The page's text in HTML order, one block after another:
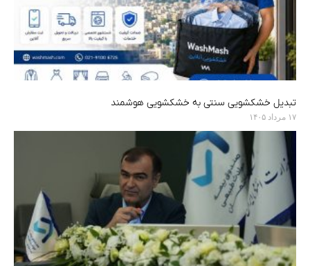
تبدیل خشکشویی سنتی به خشکشویی هوشمند
۱۷ مرداد ۱۴۰۵